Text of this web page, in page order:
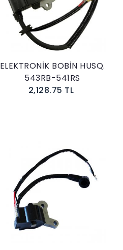
Sepete Ekle
ELEKTRONİK BOBİN HUSQ.
543RB-541RS
2,128.75 TL